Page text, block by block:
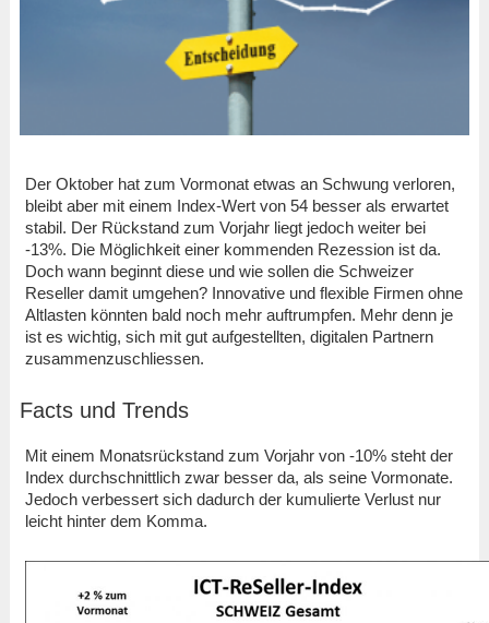
Der Oktober hat zum Vormonat etwas an Schwung verloren,
bleibt aber mit einem Index-Wert von 54 besser als erwartet
stabil. Der Rückstand zum Vorjahr liegt jedoch weiter bei
-13%. Die Möglichkeit einer kommenden Rezession ist da.
Doch wann beginnt diese und wie sollen die Schweizer
Reseller damit umgehen? Innovative und flexible Firmen ohne
Altlasten könnten bald noch mehr auftrumpfen. Mehr denn je
ist es wichtig, sich mit gut aufgestellten, digitalen Partnern
zusammenzuschliessen.
Facts und Trends
Mit einem Monatsrückstand zum Vorjahr von -10% steht der
Index durchschnittlich zwar besser da, als seine Vormonate.
Jedoch verbessert sich dadurch der kumulierte Verlust nur
leicht hinter dem Komma.